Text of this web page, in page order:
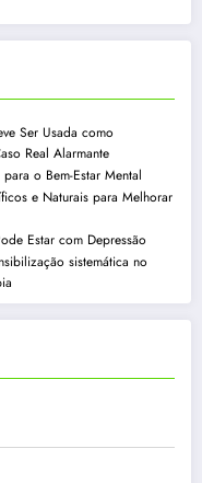
Ser Usada como
Real Alarmante
o Bem-Estar Mental
e Naturais para Melhorar
Estar com Depressão
sistemática no